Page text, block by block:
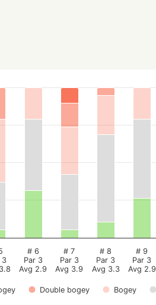
Double bogey Bogey
3
# 6
Par 3
Avg 2.9
# 7
Par 3
Avg 3.9
# 8
Par 3
Avg 3.3
# 9
Par 3
Avg 2.9